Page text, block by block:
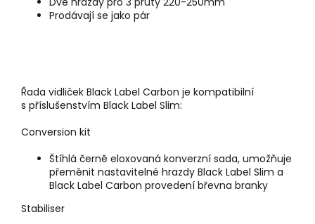
Prodávají se jako pár
Řada vidliček Black Label Carbon je kompatibilní
s příslušenstvím Black Label Slim:
Conversion kit
Štíhlá černě eloxovaná konverzní sada, umožňuje
přeměnit nastavitelné hrazdy Black Label Slim a
Black Label Carbon provedení břevna branky
Stabiliser